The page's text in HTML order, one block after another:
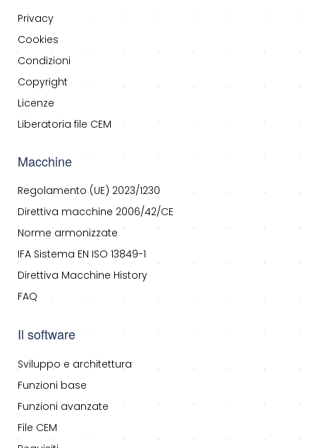
Privacy
Cookies
Condizioni
Copyright
Licenze
Liberatoria file CEM
Macchine
Regolamento (UE) 2023/1230
Direttiva macchine 2006/42/CE
Norme armonizzate
IFA Sistema EN ISO 13849-1
Direttiva Macchine History
FAQ
Il software
Sviluppo e architettura
Funzioni base
Funzioni avanzate
File CEM